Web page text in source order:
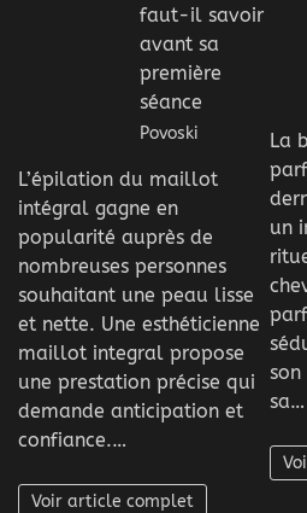
faut-il savoir
avant sa
première
séance
Povoski
L’épilation du maillot
intégral gagne en
popularité auprès de
nombreuses personnes
souhaitant une peau lisse
et nette. Une esthéticienne
maillot integral propose
une prestation précise qui
demande anticipation et
confiance.…
Voir article complet
La
un
sa…